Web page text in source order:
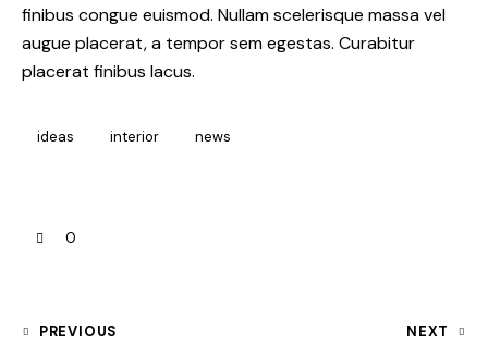
finibus congue euismod. Nullam scelerisque massa vel
augue placerat, a tempor sem egestas. Curabitur
placerat finibus lacus.
ideas interior news
0
PREVIOUS NEXT